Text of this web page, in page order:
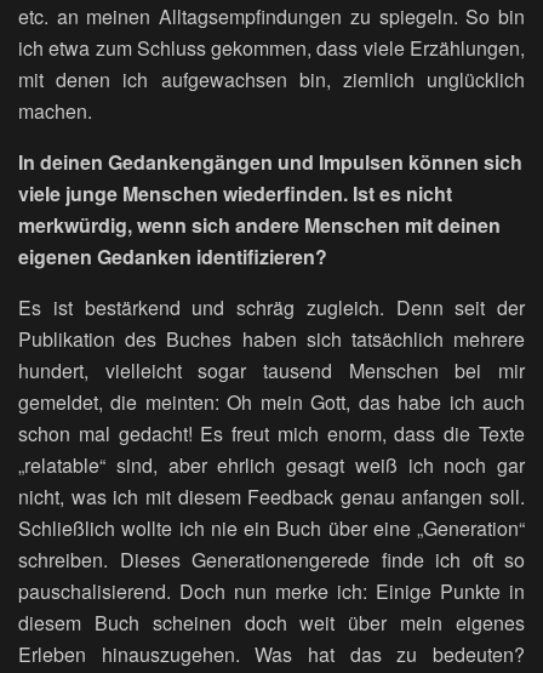
etc. an meinen Alltagsempfindungen zu spiegeln. So bin
ich etwa zum Schluss gekommen, dass viele Erzählungen,
mit denen ich aufgewachsen bin, ziemlich unglücklich
machen.
In deinen Gedankengängen und Impulsen können sich
viele junge Menschen wiederfinden. Ist es nicht
merkwürdig, wenn sich andere Menschen mit deinen
eigenen Gedanken identifizieren?
Es ist bestärkend und schräg zugleich. Denn seit der
Publikation des Buches haben sich tatsächlich mehrere
hundert, vielleicht sogar tausend Menschen bei mir
gemeldet, die meinten: Oh mein Gott, das habe ich auch
schon mal gedacht! Es freut mich enorm, dass die Texte
„relatable“ sind, aber ehrlich gesagt weiß ich noch gar
nicht, was ich mit diesem Feedback genau anfangen soll.
Schließlich wollte ich nie ein Buch über eine „Generation“
schreiben. Dieses Generationengerede finde ich oft so
pauschalisierend. Doch nun merke ich: Einige Punkte in
diesem Buch scheinen doch weit über mein eigenes
Erleben hinauszugehen. Was hat das zu bedeuten?